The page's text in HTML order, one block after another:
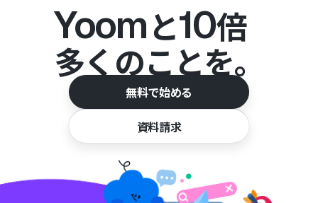
Yoomと10倍
多くのことを。
無料で始める
資料請求